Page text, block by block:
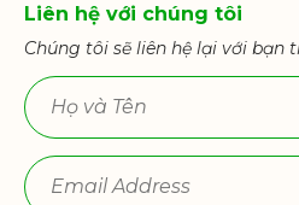
Liên hệ với chúng tôi
Chúng tôi sẽ liên hệ lại với bạn